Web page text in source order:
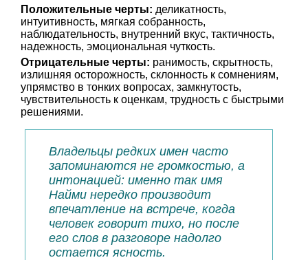
Положительные черты: деликатность,
интуитивность, мягкая собранность,
наблюдательность, внутренний вкус, тактичность,
надежность, эмоциональная чуткость.
Отрицательные черты: ранимость, скрытность,
излишняя осторожность, склонность к сомнениям,
упрямство в тонких вопросах, замкнутость,
чувствительность к оценкам, трудность с быстрыми
решениями.
Владельцы редких имен часто
запоминаются не громкостью, а
интонацией: именно так имя
Найми нередко производит
впечатление на встрече, когда
человек говорит тихо, но после
его слов в разговоре надолго
остается ясность.